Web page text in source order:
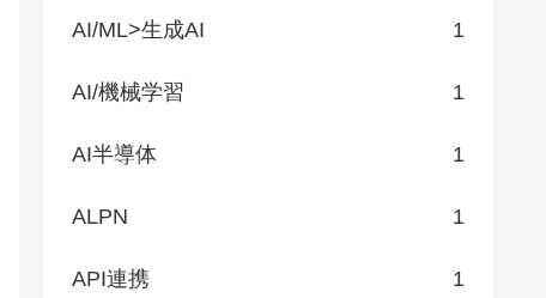
AI/ML>生成AI 1
AI/機械学習 1
AI半導体 1
ALPN 1
API連携 1